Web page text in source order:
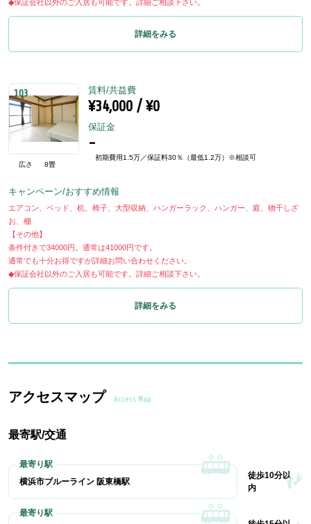
◆保証会社以外のご入居も可能です。詳細ご相談下さい。
詳細をみる
103
広さ 8畳
賃料/共益費
¥34,000 / ¥0
保証金
-
初期費用1.5万／保証料30％（最低1.2万）※相談可
キャンペーン/おすすめ情報
エアコン、ベッド、机、椅子、大型収納、ハンガーラック、ハンガー、庭、物干しざ
お、棚
【その他】
条件付きで34000円。通常は41000円です。
通常でも十分お得ですが詳細お問い合わせください。
◆保証会社以外のご入居も可能です。詳細ご相談下さい。
詳細をみる
アクセスマップ Access Map
最寄駅/交通
横浜市ブルーライン 阪東橋駅
徒歩10分以
内